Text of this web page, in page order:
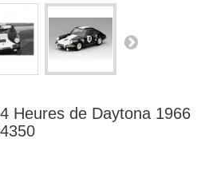
Heures de Daytona 1966